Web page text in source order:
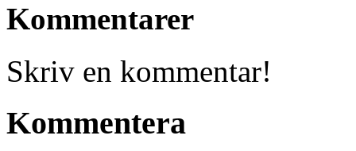
Kommentarer
Skriv en kommentar!
Kommentera